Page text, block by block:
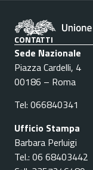
CONTATTI
Sede Nazionale
Piazza Cardelli, 4
00186 – Roma
Tel: 066840341
Ufficio Stampa
Barbara Perluigi
Tel.: 06 68403442